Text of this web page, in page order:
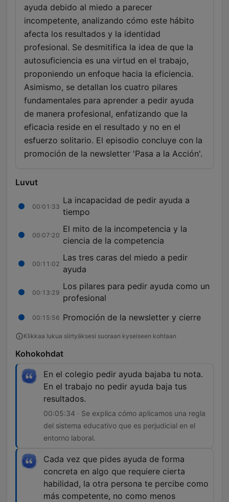
ayuda debido al miedo a parecer
incompetente, analizando cómo este hábito
afecta los resultados y la identidad
profesional. Se desmitifica la idea de que la
autosuficiencia es una virtud en el trabajo,
proponiendo un enfoque hacia la eficiencia.
Asimismo, se detallan los cuatro pilares
fundamentales para aprender a pedir ayuda
de manera profesional, enfatizando que la
eficacia reside en el resultado y no en el
esfuerzo solitario. El episodio concluye con la
promoción de la newsletter 'Pasa a la Acción'.
Luvut
00:01:33
La incapacidad de pedir ayuda a
tiempo
00:07:20
El mito de la incompetencia y la
ciencia de la competencia
00:11:02
Las tres caras del miedo a pedir
ayuda
00:13:29
Los pilares para pedir ayuda como un
profesional
00:15:56 Promoción de la newsletter y cierre
Klikkaa lukua siirtyäksesi suoraan kyseiseen kohtaan
Kohokohdat
En el colegio pedir ayuda bajaba tu nota.
En el trabajo no pedir ayuda baja tus
resultados.
00:05:34 · Se explica cómo aplicamos una regla
del sistema educativo que es perjudicial en el
entorno laboral.
Cada vez que pides ayuda de forma
concreta en algo que requiere cierta
habilidad, la otra persona te percibe como
más competente, no como menos